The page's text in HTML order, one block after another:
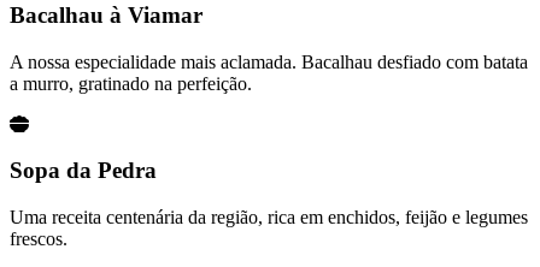
Bacalhau à Viamar
A nossa especialidade mais aclamada. Bacalhau desfiado com batata
a murro, gratinado na perfeição.
Sopa da Pedra
Uma receita centenária da região, rica em enchidos, feijão e legumes
frescos.